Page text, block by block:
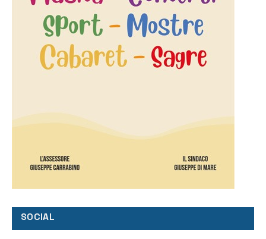
SOCIAL